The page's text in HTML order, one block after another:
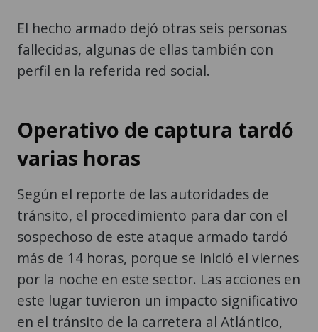
El hecho armado dejó otras seis personas
fallecidas, algunas de ellas también con
perfil en la referida red social.
Operativo de captura tardó
varias horas
Según el reporte de las autoridades de
tránsito, el procedimiento para dar con el
sospechoso de este ataque armado tardó
más de 14 horas, porque se inició el viernes
por la noche en este sector. Las acciones en
este lugar tuvieron un impacto significativo
en el tránsito de la carretera al Atlántico,